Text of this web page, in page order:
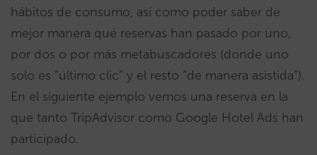
hábitos de consumo, así como poder saber de
mejor manera qué reservas han pasado por uno,
por dos o por más metabuscadores (donde uno
solo es “último clic” y el resto “de manera asistida”).
En el siguiente ejemplo vemos una reserva en la
que tanto TripAdvisor como Google Hotel Ads han
participado.